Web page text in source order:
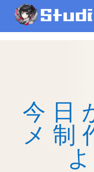
今日
メ制